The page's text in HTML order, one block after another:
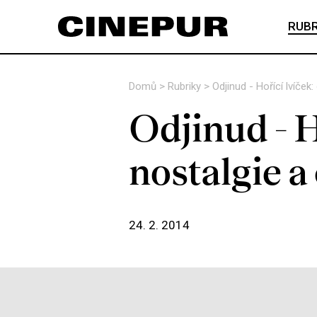
Domů > Rubriky > Odjinud - Hořící
Odjinud -
nostalgie
24. 2. 2014